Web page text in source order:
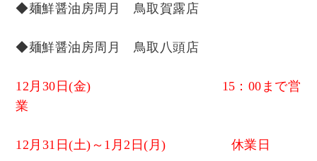
◆麺鮮醤油房周月 鳥取賀露店
◆麺鮮醤油房周月 鳥取八頭店
12月30日(金) 15：00まで営
業
12月31日(土)～1月2日(月) 休業日